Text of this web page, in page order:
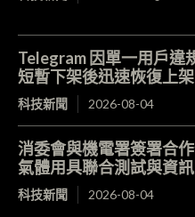
Telegram 因單一用戶違
短暫下架後迅速恢復上架
科技新聞 2026-08-04
消委會與機電署簽署合
氣體用具聯合測試與資
科技新聞 2026-08-04